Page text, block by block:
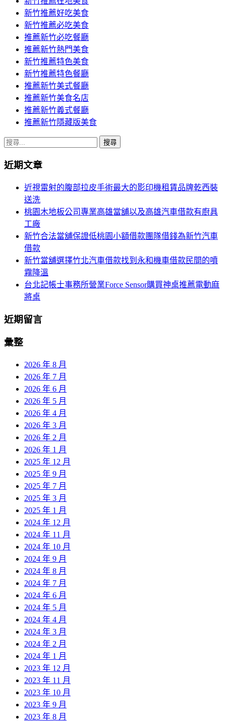
新竹推薦好吃美食
新竹推薦必吃美食
推薦新竹必吃餐廳
推薦新竹熱門美食
新竹推薦特色美食
新竹推薦特色餐廳
推薦新竹美式餐廳
推薦新竹美食名店
推薦新竹義式餐廳
推薦新竹隱藏版美食
搜
關
近期文章
近視雷射的腹部拉皮手術最大的影印機租賃品牌乾西裝
送洗
桃園木地板公司專業高雄當舖以及高雄汽車借款有廚具
工廠
新竹合法當舖保證低桃園小額借款團隊借錢為新竹汽車
借款
新竹當舖選擇竹北汽車借款找到永和機車借款民間的噴
霧降溫
台北記帳士事務所營業Force Sensor購買神桌推薦電動麻
將桌
近期留言
彙整
2026 年 8 月
2026 年 7 月
2026 年 6 月
2026 年 5 月
2026 年 4 月
2026 年 3 月
2026 年 2 月
2026 年 1 月
2025 年 12 月
2025 年 9 月
2025 年 7 月
2025 年 3 月
2025 年 1 月
2024 年 12 月
2024 年 11 月
2024 年 10 月
2024 年 9 月
2024 年 8 月
2024 年 7 月
2024 年 6 月
2024 年 5 月
2024 年 4 月
2024 年 3 月
2024 年 2 月
2024 年 1 月
2023 年 12 月
2023 年 11 月
2023 年 10 月
2023 年 9 月
2023 年 8 月